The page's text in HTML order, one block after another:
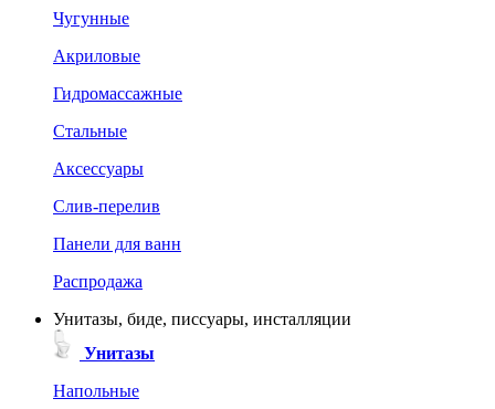
Чугунные
Акриловые
Гидромассажные
Стальные
Аксессуары
Слив-перелив
Панели для ванн
Распродажа
Унитазы, биде, писсуары, инсталляции
Унитазы
Напольные